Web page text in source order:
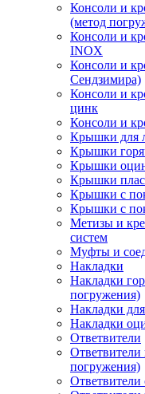
Консоли и
(метод
Консоли и
INOX
Консоли и
Сендзимира)
Консоли и
цинк
Консоли и
Крышки для
Крышки
Крышки
Крышки
Крышки с
Крышки с
Метизы и
систем
Муфты и
Накладки
Накладки
погружения)
Накладки
Накладки
Ответвители
Ответвители
погружения)